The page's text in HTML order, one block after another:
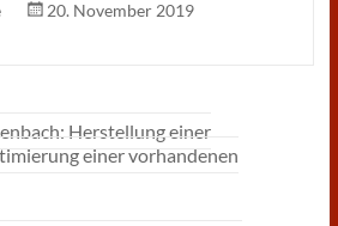
20. November 2019
Herstellung einer
einer vorhandenen